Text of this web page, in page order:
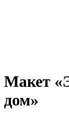
Макет
дом»